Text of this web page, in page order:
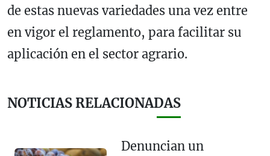
de estas nuevas variedades una vez entre
en vigor el reglamento, para facilitar su
aplicación en el sector agrario.
NOTICIAS RELACIONADAS
Denuncian un